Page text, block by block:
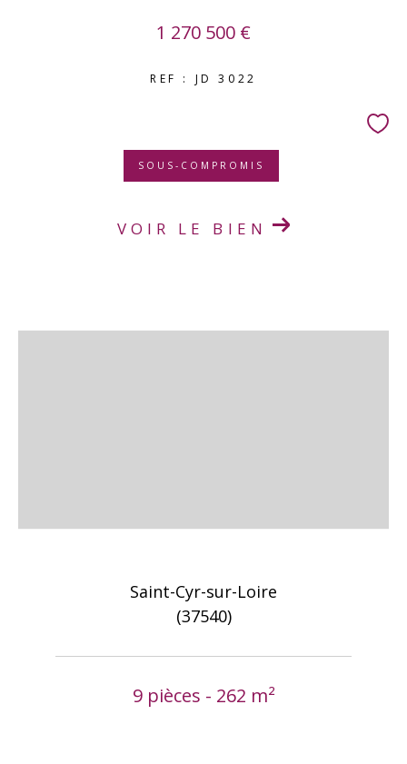
1 270 500 €
REF : JD 3022
SOUS-COMPROMIS
VOIR LE BIEN
Saint-Cyr-sur-Loire
(37540)
9 pièces - 262 m²